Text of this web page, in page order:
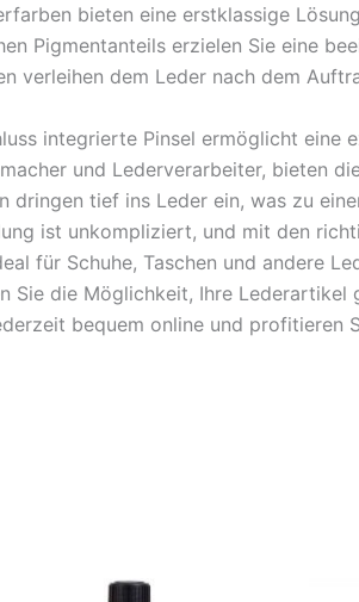
bieten eine erstklassige
Pigmentanteils erzielen Sie eine
verleihen dem Leder nach dem
integrierte Pinsel ermöglicht
und Lederverarbeiter, bieten
dringen tief ins Leder ein, was zu
ist unkompliziert, und mit den
für Schuhe, Taschen und andere
Sie die Möglichkeit, Ihre Lederartikel
bequem online und profitieren